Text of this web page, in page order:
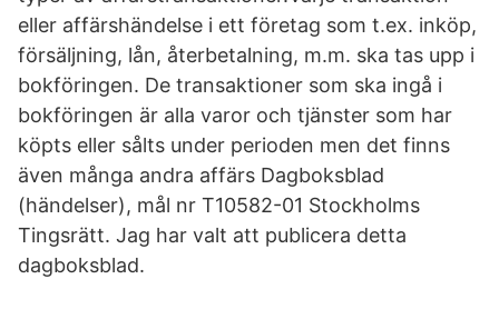
eller affärshändelse i ett företag som t.ex. inköp,
försäljning, lån, återbetalning, m.m. ska tas upp i
bokföringen. De transaktioner som ska ingå i
bokföringen är alla varor och tjänster som har
köpts eller sålts under perioden men det finns
även många andra affärs Dagboksblad
(händelser), mål nr T10582-01 Stockholms
Tingsrätt. Jag har valt att publicera detta
dagboksblad.